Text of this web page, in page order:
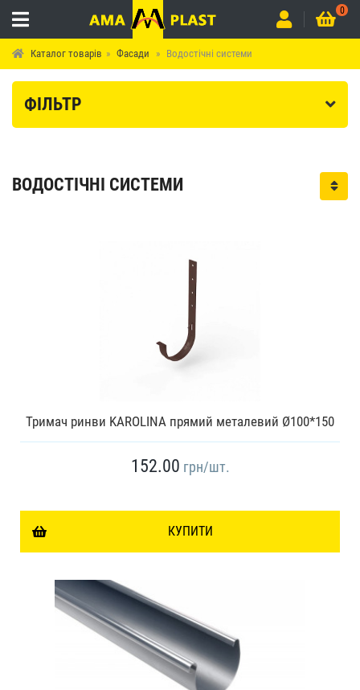
0
Каталог товарів Фасади Водостічні системи
ФІЛЬТР
ВОДОСТІЧНІ СИСТЕМИ
Тримач ринви KAROLINA прямий металевий Ø100*150
152.00 грн/шт.
КУПИТИ